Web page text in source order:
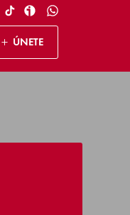
ÚNETE